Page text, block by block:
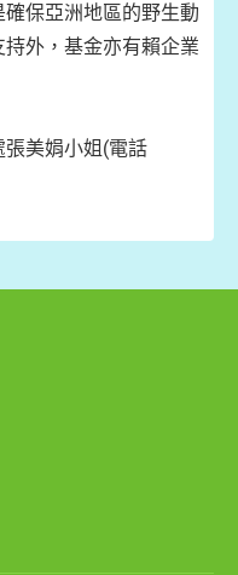
保亞洲地區的野生動
外，基金亦有賴企業
美娟小姐(電話